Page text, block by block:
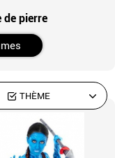
THÈME
de pierre